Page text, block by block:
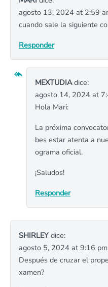
agosto 13, 2024 at 2:59
cuando sale la siguiente
Responder
MEXTUDIAdice:
agosto 14, 2024 at
Hola Mari:
La próxima
bes estar atenta a
ograma oficial.
¡Saludos!
Responder
SHIRLEYdice:
agosto 5, 2024 at 9:16 pm
Después de cruzar el
xamen?